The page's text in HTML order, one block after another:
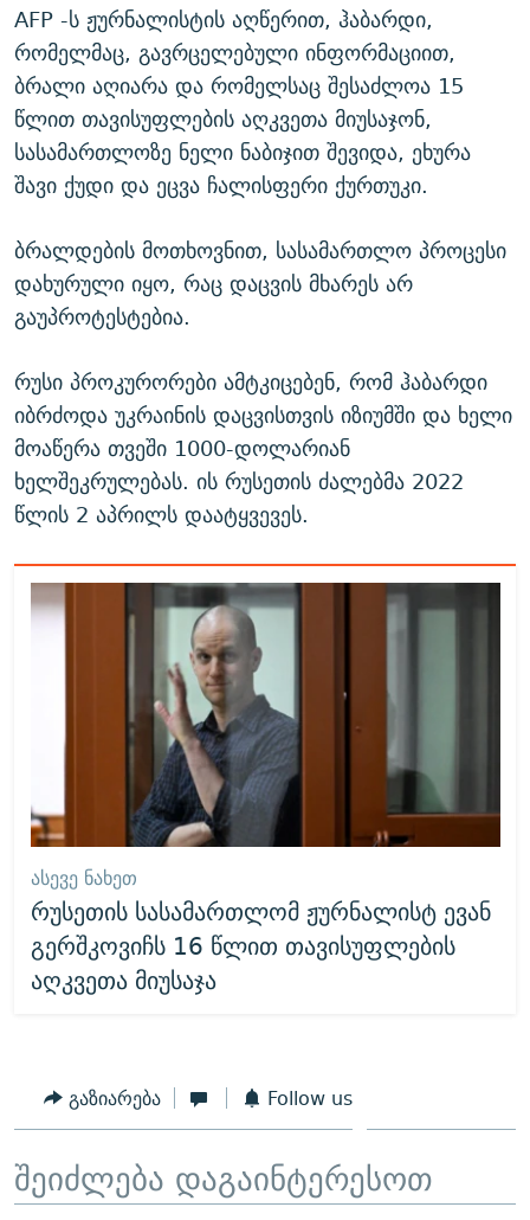
AFP -ს ჟურნალისტის აღწერით, ჰაბარდი,
რომელმაც, გავრცელებული ინფორმაციით,
ბრალი აღიარა და რომელსაც შესაძლოა 15
წლით თავისუფლების აღკვეთა მიუსაჯონ,
სასამართლოზე ნელი ნაბიჯით შევიდა, ეხურა
შავი ქუდი და ეცვა ჩალისფერი ქურთუკი.
ბრალდების მოთხოვნით, სასამართლო პროცესი
დახურული იყო, რაც დაცვის მხარეს არ
გაუპროტესტებია.
რუსი პროკურორები ამტკიცებენ, რომ ჰაბარდი
იბრძოდა უკრაინის დაცვისთვის იზიუმში და ხელი
მოაწერა თვეში 1000-დოლარიან
ხელშეკრულებას. ის რუსეთის ძალებმა 2022
წლის 2 აპრილს დაატყვევეს.
ᲐᲡᲔᲕᲔ ᲜᲐᲮᲔᲗ
რუსეთის სასამართლომ ჟურნალისტ ევან
გერშკოვიჩს 16 წლით თავისუფლების
აღკვეთა მიუსაჯა
გაზიარება Follow us
შეიძლება დაგაინტერესოთ